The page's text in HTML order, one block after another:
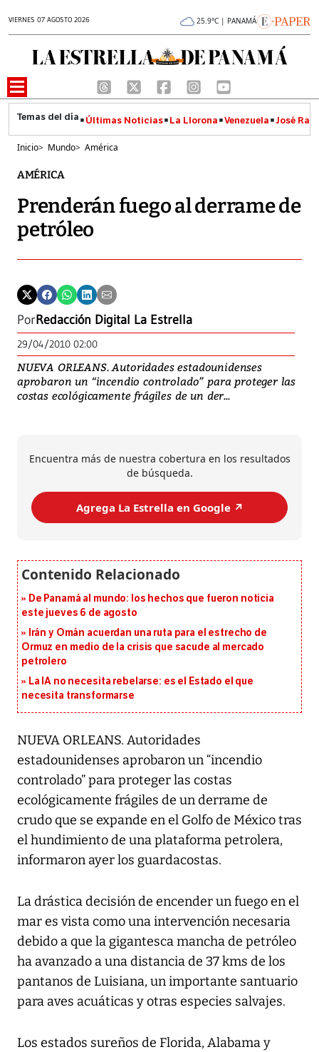
VIERNES 07 AGOSTO 2026 25.9°C | PANAMÁ
Últimas Noticias La Llorona Venezuela José
Inicio> Mundo> América
AMÉRICA
Prenderán fuego al derrame de
petróleo
PorRedacción Digital La Estrella
29/04/2010 02:00
NUEVA ORLEANS. Autoridades estadounidenses
aprobaron un “incendio controlado” para proteger las
costas ecológicamente frágiles de un der...
Encuentra más de nuestra cobertura en los resultados
de búsqueda.
Agrega La Estrella en Google ↗️
De Panamá al mundo: los hechos que fueron noticia
este jueves 6 de agosto
Irán y Omán acuerdan una ruta para el estrecho de
Ormuz en medio de la crisis que sacude al mercado
petrolero
La IA no necesita rebelarse: es el Estado el que
necesita transformarse
NUEVA ORLEANS. Autoridades
estadounidenses aprobaron un “incendio
controlado” para proteger las costas
ecológicamente frágiles de un derrame de
crudo que se expande en el Golfo de México tras
el hundimiento de una plataforma petrolera,
informaron ayer los guardacostas.
La drástica decisión de encender un fuego en el
mar es vista como una intervención necesaria
debido a que la gigantesca mancha de petróleo
ha avanzado a una distancia de 37 kms de los
pantanos de Luisiana, un importante santuario
para aves acuáticas y otras especies salvajes.
Los estados sureños de Florida, Alabama y